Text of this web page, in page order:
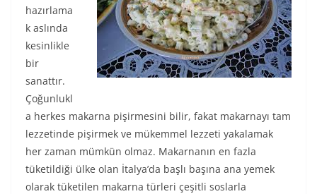
hazırlama
k aslında
kesinlikle
bir
sanattır.
Çoğunlukl
a herkes makarna pişirmesini bilir, fakat makarnayı tam
lezzetinde pişirmek ve mükemmel lezzeti yakalamak
her zaman mümkün olmaz. Makarnanın en fazla
tüketildiği ülke olan İtalya’da başlı başına ana yemek
olarak tüketilen makarna türleri çeşitli soslarla